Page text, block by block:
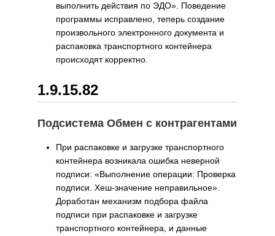
выполнить действия по ЭДО». Поведение
программы исправлено, теперь создание
произвольного электронного документа и
распаковка транспортного контейнера
происходят корректно.
1.9.15.82
Подсистема Обмен с контрагентами
При распаковке и загрузке транспортного
контейнера возникала ошибка неверной
подписи: «Выполнение операции: Проверка
подписи. Хеш-значение неправильное».
Доработан механизм подбора файла
подписи при распаковке и загрузке
транспортного контейнера, и данные